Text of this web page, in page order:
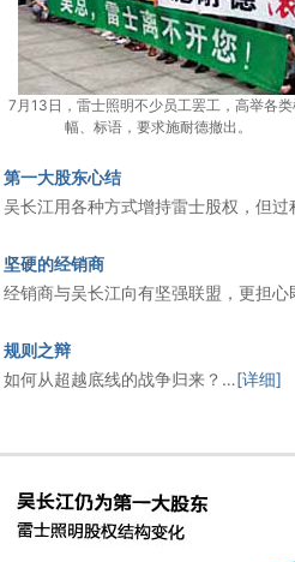
7月13日，雷士照明不少员工罢工，高举各
幅、标语，要求施耐德撤出。
第一大股东心结
吴长江用各种方式增持雷士股权，但
坚硬的经销商
经销商与吴长江向有坚强联盟，更担
规则之辩
如何从超越底线的战争归来？…[详细]